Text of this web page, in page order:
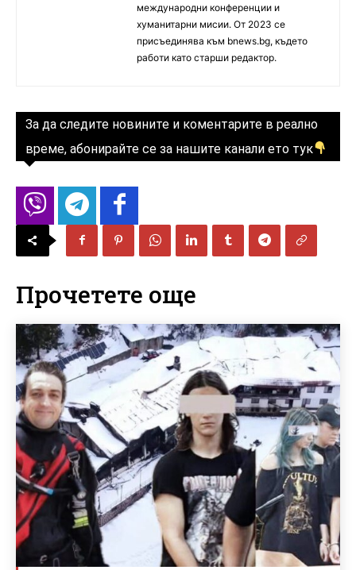
международни конференции и
хуманитарни мисии. От 2023 се
присъединява към bnews.bg, където
работи като старши редактор.
За да следите новините и коментарите в реално
време, абонирайте се за нашите канали ето тук
Прочетете още